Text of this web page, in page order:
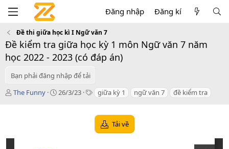
Đăng nhập Đăng kí
Đề thi giữa học kì I Ngữ văn 7
Đề kiểm tra giữa học kỳ 1 môn Ngữ văn 7 năm
học 2022 - 2023 (có đáp án)
Bạn phải đăng nhập để tải
T
ả
The Funny
C
26/3/23
T
s
giữa kỳ 1 ngữ văn 7 đề kiểm tra
Tải về